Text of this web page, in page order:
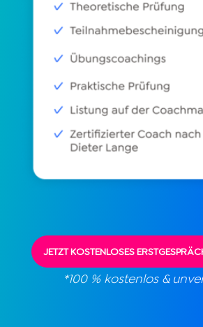
JETZT KOSTENLOSES
*100 % kostenlos &